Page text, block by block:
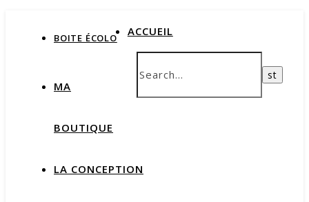
BOITE ÉCOLO ACCUEIL
MA
BOUTIQUE
LA CONCEPTION